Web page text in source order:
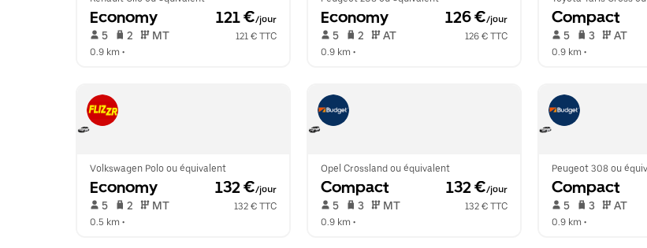
Economy 121 €/jour
5 2 MT
121 € TTC
0.9 km •
Economy 126 €/jour
5 2 AT
126 € TTC
0.9 km •
Compact
5 3 AT
0.9 km •
Volkswagen Polo ou équivalent
Economy 132 €/jour
5 2 MT
132 € TTC
0.5 km •
Opel Crossland ou équivalent
Compact 132 €/jour
5 3 MT
132 € TTC
0.9 km •
Peugeot 308 ou
Compact
5 3 AT
0.9 km •